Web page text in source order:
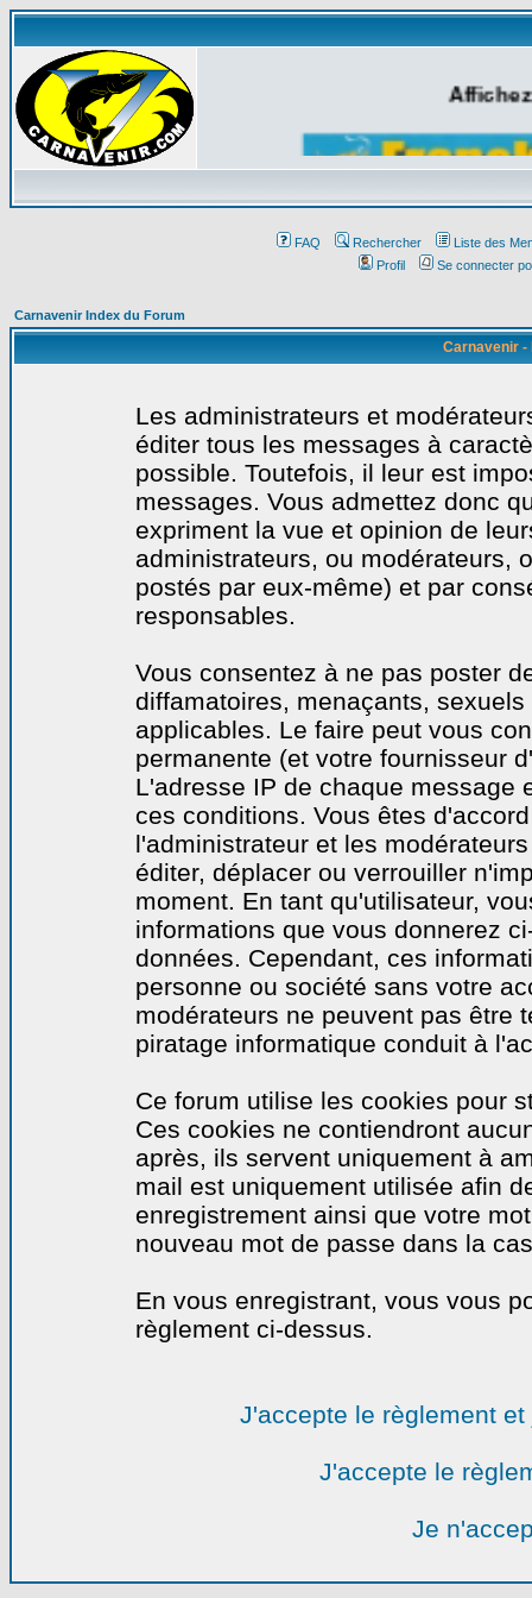
FAQ Rechercher
Liste des
Profil
Se connecter
Carnavenir Index du Forum
Carnavenir -
Les administrateurs et
éditer tous les messages à
possible. Toutefois, il leur est
messages. Vous admettez donc
expriment la vue et opinion de
administrateurs, ou modérateurs,
postés par eux-même) et par
responsables.
Vous consentez à ne pas poster
diffamatoires, menaçants,
applicables. Le faire peut vous
permanente (et votre fournisseur
L'adresse IP de chaque message
ces conditions. Vous êtes
l'administrateur et les
éditer, déplacer ou verrouiller
moment. En tant qu'utilisateur,
informations que vous donnerez
données. Cependant, ces
personne ou société sans votre
modérateurs ne peuvent pas être
piratage informatique conduit à
Ce forum utilise les cookies pour
Ces cookies ne contiendront
après, ils servent uniquement à
mail est uniquement utilisée afin
enregistrement ainsi que votre
nouveau mot de passe dans la
En vous enregistrant, vous vous
règlement ci-dessus.
J'accepte le règlement
J'accepte le
Je